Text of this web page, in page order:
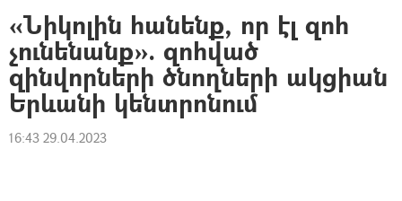
«Նիկոլին հանենք, որ էլ զոհ
չունենանք». զոհված
զինվորների ծնողների ակցիան
Երևանի կենտրոնում
16:43 29.04.2023